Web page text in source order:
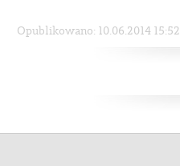
Opublikowano: 10.06.2014 15:52